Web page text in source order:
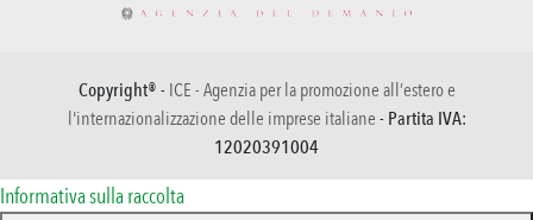
Copyright® - ICE - Agenzia per la promozione all’estero e
l'internazionalizzazione delle imprese italiane - Partita IVA:
12020391004
Informativa sulla raccolta